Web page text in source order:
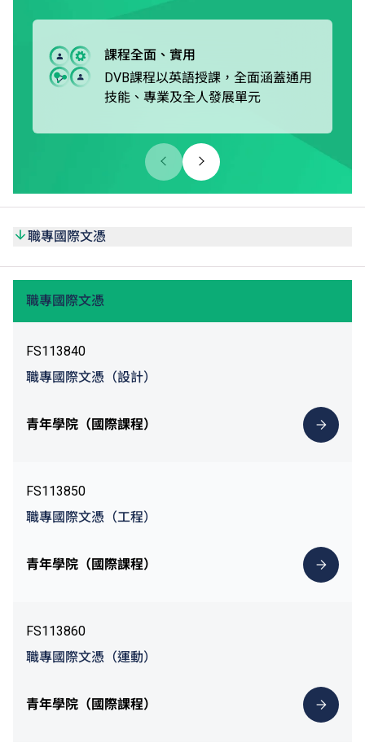
修畢職專國際課程後，學生可選擇升讀本地或非本地大學，
課程全面、實用
DVB課程以英語授課，全面涵蓋通用
技能、專業及全人發展單元
職專國際文憑
職專國際文憑
FS113840
職專國際文憑（設計）
青年學院（國際課程）
FS113850
職專國際文憑（工程）
青年學院（國際課程）
FS113860
職專國際文憑（運動）
青年學院（國際課程）